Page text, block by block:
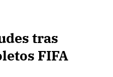
tras
FIFA